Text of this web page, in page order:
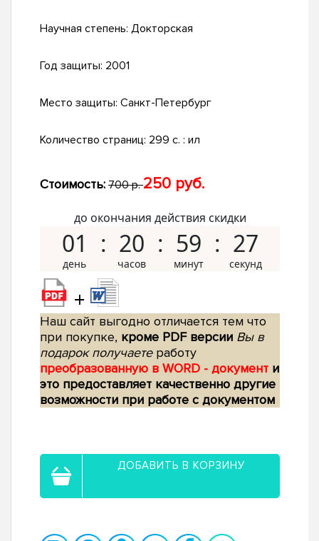
Научная степень: Докторская
Год защиты: 2001
Место защиты: Санкт-Петербург
Количество страниц: 299 с. : ил
Стоимость: 700 р.250 руб.
до окончания действия скидки
01 20 59 26
+
Наш сайт выгодно отличается тем что
при покупке, кроме PDF версии Вы в
подарок получаетеработу
преобразованную в WORD - документ и
это предоставляет качественно другие
возможности при работе с документом
ДОБАВИТЬ В КОРЗИНУ